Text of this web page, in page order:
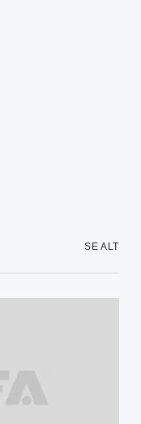
SE ALT